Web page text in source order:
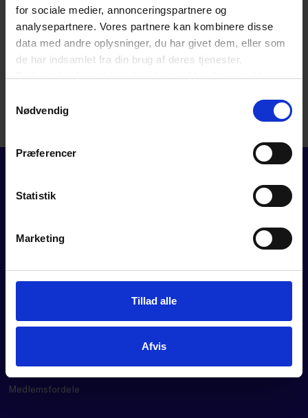
for sociale medier, annonceringspartnere og
analysepartnere. Vores partnere kan kombinere disse
data med andre oplysninger, du har givet dem, eller som
de har indsamlet fra din brug af deres tjenester.
Du kan til enhver tid ændre eller trække dit samtykke
hjørne på websitet.
Nødvendig
Præferencer
Statistik
Marketing
Tillad alle
Afvis
Et ATA-Carnet er et tolddokument, som erstatter
ind- og udførselspapirer samt sikkerhedsstillelse
for told og afgifter i de lande som er tilsluttet
ordningen.
Kurser og events
Medlemsfordele